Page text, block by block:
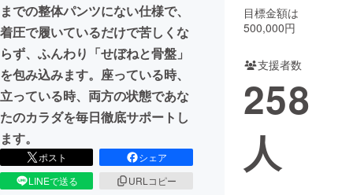
CAMPFIREふるさと納税
コミュニティ
までの整体パンツにない仕様で、
着圧で履いているだけで苦しくな
らず、ふんわり「せぼねと骨盤」
を包み込みます。座っている時、
立っている時、両方の状態であな
たのカラダを毎日徹底サポートし
ます。
ポスト
シェア
LINEで送る
URLコピー
目標金額は
500,000円
支援者数
258
人